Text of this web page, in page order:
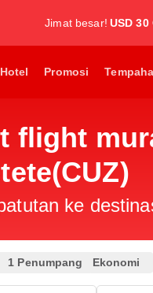
Jimat besar! USD 30
Hotel Promosi
flight
ke
1 Penumpang Ekonomi